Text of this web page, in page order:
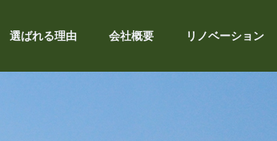
選ばれる理由 会社概要 リノベーション